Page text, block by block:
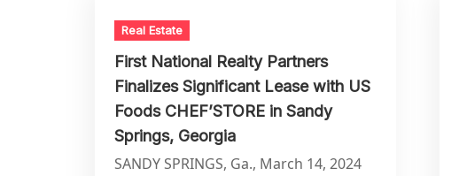
Real Estate
First National Realty Partners
Finalizes Significant Lease with US
Foods CHEF’STORE in Sandy
Springs, Georgia
SANDY SPRINGS, Ga., March 14, 2024